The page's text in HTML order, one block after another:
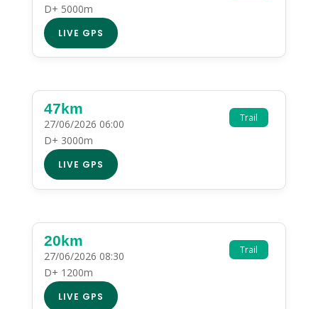
D+ 5000m
LIVE GPS
Trail
47km
27/06/2026 06:00
D+ 3000m
LIVE GPS
Trail
20km
27/06/2026 08:30
D+ 1200m
LIVE GPS